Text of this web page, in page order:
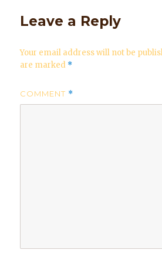
Leave a Reply
Your email address will not be
are marked *
COMMENT *